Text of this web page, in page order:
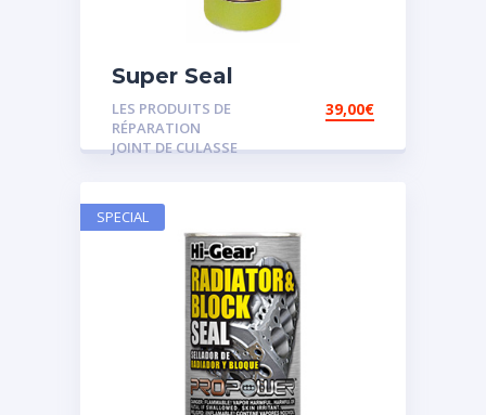
Super Seal
LES PRODUITS DE
RÉPARATION
JOINT DE CULASSE
39,00€
SPECIAL